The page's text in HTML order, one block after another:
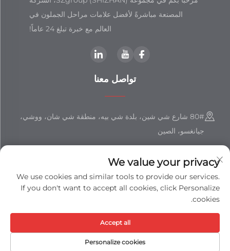
المصنعة مباشرةً لأفضل علامات مراحل الجملون في
العالم مع خبرة تبلغ 24 عاماً!
تواصل معنا
80# شارع شي شين، بلدة شي بيه، منطقة شي شان، ووشي،
جيانغسو، الصين
[email protected]
حقوق النشر © شركة جيانغسو شيزهان المحدودة جميع الحقوق محفوظة -
سياسة الخصوصية -
We value your privacy
We use cookies and similar tools to provide our services.
If you don't want to accept all cookies, click Personalize
cookies.
Personalize cookies
Accept all